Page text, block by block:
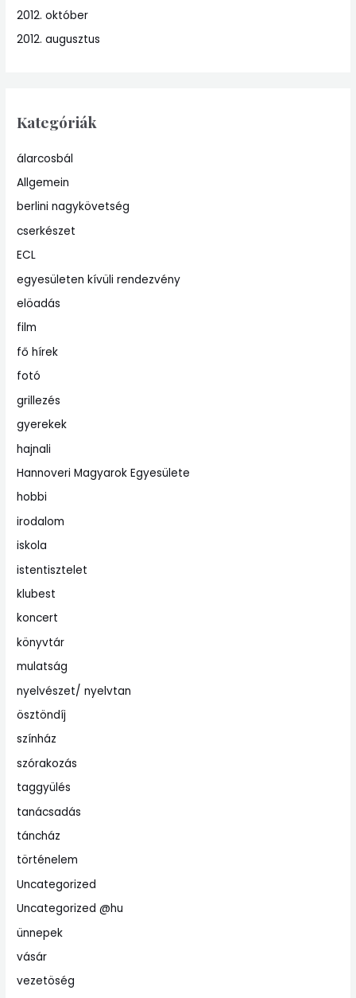
2012. október
2012. augusztus
Kategóriák
álarcosbál
Allgemein
berlini nagykövetség
cserkészet
ECL
egyesületen kívüli rendezvény
elöadás
film
fő hírek
fotó
grillezés
gyerekek
hajnali
Hannoveri Magyarok Egyesülete
hobbi
irodalom
iskola
istentisztelet
klubest
koncert
könyvtár
mulatság
nyelvészet/ nyelvtan
ösztöndíj
színház
szórakozás
taggyülés
tanácsadás
táncház
történelem
Uncategorized
Uncategorized @hu
ünnepek
vásár
vezetöség